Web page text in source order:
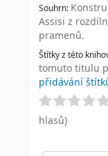
Souhrn:
Assisi z
pramenů.
Štítky z této
tomuto titulu
přidávání
hlasů)